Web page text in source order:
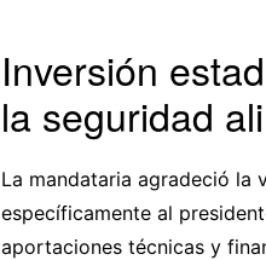
Inversión
la seguridad
La mandataria agradeció la
específicamente al
aportaciones técnicas y